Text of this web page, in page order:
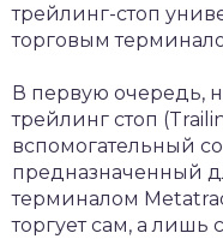
трейлинг-стоп
торговым
В первую очередь,
трейлинг стоп
вспомогательный
предназначенный
терминалом
торгует сам, а лишь